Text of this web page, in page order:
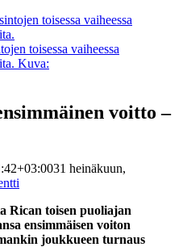
toisessa vaiheessa
Kuva:
voitto –
31 heinäkuun,
Rican toisen puoliajan
ensimmäisen voiton
joukkueen turnaus